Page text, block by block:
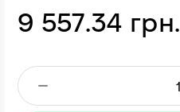
9 557.34 грн.